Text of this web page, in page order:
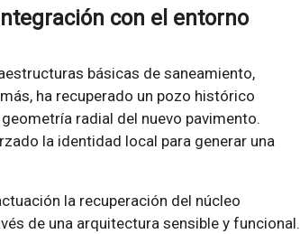
con el entorno
básicas de saneamiento,
ha recuperado un pozo histórico
radial del nuevo pavimento.
la identidad local para generar una
la recuperación del núcleo
de una arquitectura sensible y funcional.